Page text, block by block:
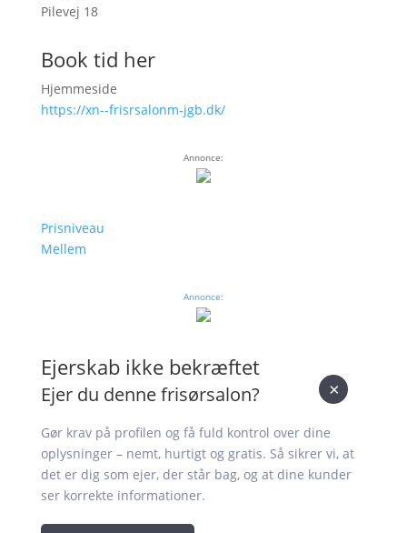
Pilevej 18
Book tid her
Hjemmeside
https://xn--frisrsalonm-jgb.dk/
Annonce:
Prisniveau
Mellem
Annonce:
Ejerskab ikke bekræftet
Ejer du denne frisørsalon?
Gør krav på profilen og få fuld kontrol over dine
oplysninger – nemt, hurtigt og gratis. Så sikrer vi, at
det er dig som ejer, der står bag, og at dine kunder
ser korrekte informationer.
×